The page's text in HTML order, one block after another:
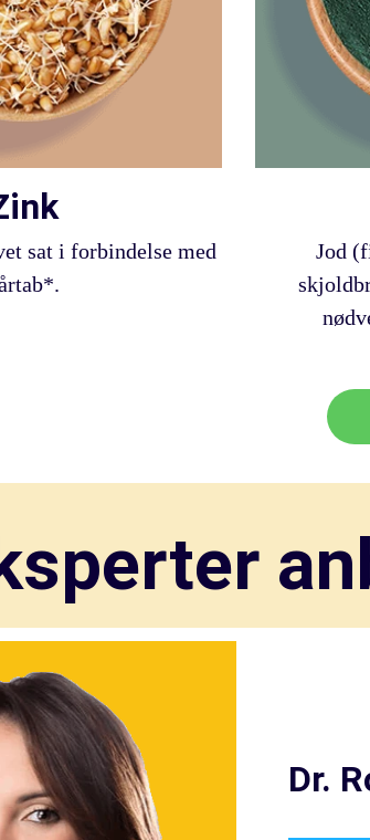
sat i forbindelse med
Jod
Dr.